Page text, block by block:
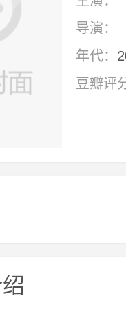
导演：
年代：
豆瓣评